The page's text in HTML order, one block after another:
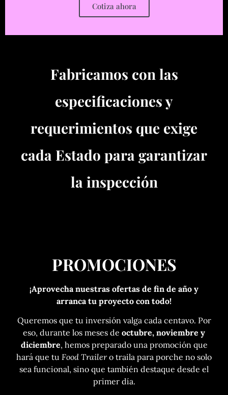
Cotiza ahora
Fabricamos con las
especificaciones y
requerimientos que exige
cada Estado para garantizar
la inspección
PROMOCIONES
¡Aprovecha nuestras ofertas de fin de año y
arranca tu proyecto con todo!
Queremos que tu inversión valga cada centavo. Por
eso, durante los meses de octubre, noviembre y
diciembre, hemos preparado una promoción que
hará que tu Food Trailero traila para porche no solo
sea funcional, sino que también destaque desde el
primer día.